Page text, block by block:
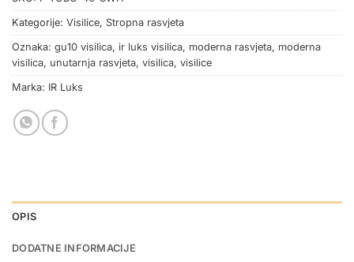
Kategorije: Visilice, Stropna rasvjeta
Oznaka: gu10 visilica, ir luks visilica, moderna rasvjeta, moderna
visilica, unutarnja rasvjeta, visilica, visilice
Marka: IR Luks
OPIS
DODATNE INFORMACIJE